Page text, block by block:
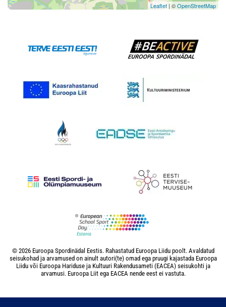
Leaflet | ©OpenStreetMap
© 2026 Euroopa Spordinädal Eestis. Rahastatud Euroopa Liidu poolt. Avaldatud
seisukohad ja arvamused on ainult autori(te) omad ega pruugi kajastada Euroopa
Liidu või Euroopa Hariduse ja Kultuuri Rakendusameti (EACEA) seisukohti ja
arvamusi. Euroopa Liit ega EACEA nende eest ei vastuta.